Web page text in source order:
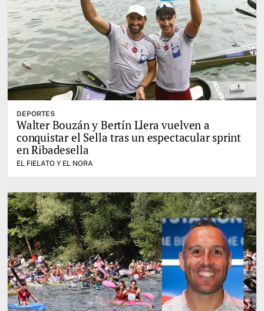
DEPORTES
Walter Bouzán y Bertín Llera vuelven a
conquistar el Sella tras un espectacular sprint
en Ribadesella
EL FIELATO Y EL NORA